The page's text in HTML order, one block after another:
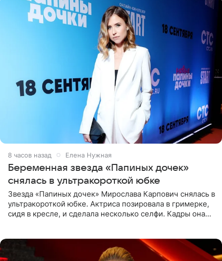
8 часов назад Елена Нужная
Беременная звезда «Папиных дочек»
снялась в ультракороткой юбке
Звезда «Папиных дочек» Мирослава Карпович снялась в
ультракороткой юбке. Актриса позировала в гримерке,
сидя в кресле, и сделала несколько селфи. Кадры она